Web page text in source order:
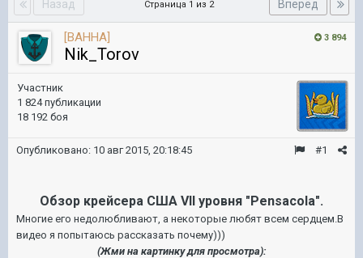
Назад Вперёд
Страница 1 из 2
3 894
[BAHHA]
Nik_Torov
Участник
1 824 публикации
18 192 боя
#1
Опубликовано: 10 авг 2015, 20:18:45
Обзор крейсера США VII уровня "Pensacola".
Многие его недолюбливают, а некоторые любят всем сердцем.В
видео я попытаюсь рассказать почему)))
(Жми на картинку для просмотра):